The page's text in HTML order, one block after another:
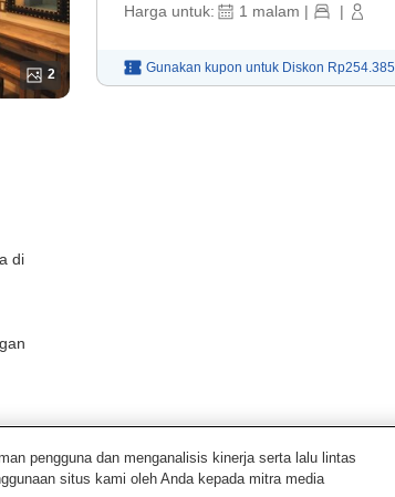
2
di
Harga untuk: 1 malam | |
Gunakan kupon untuk Diskon Rp254.385
Hotel Parfait de Charm
pengguna dan menganalisis kinerja serta lalu lintas
situs kami oleh Anda kepada mitra media